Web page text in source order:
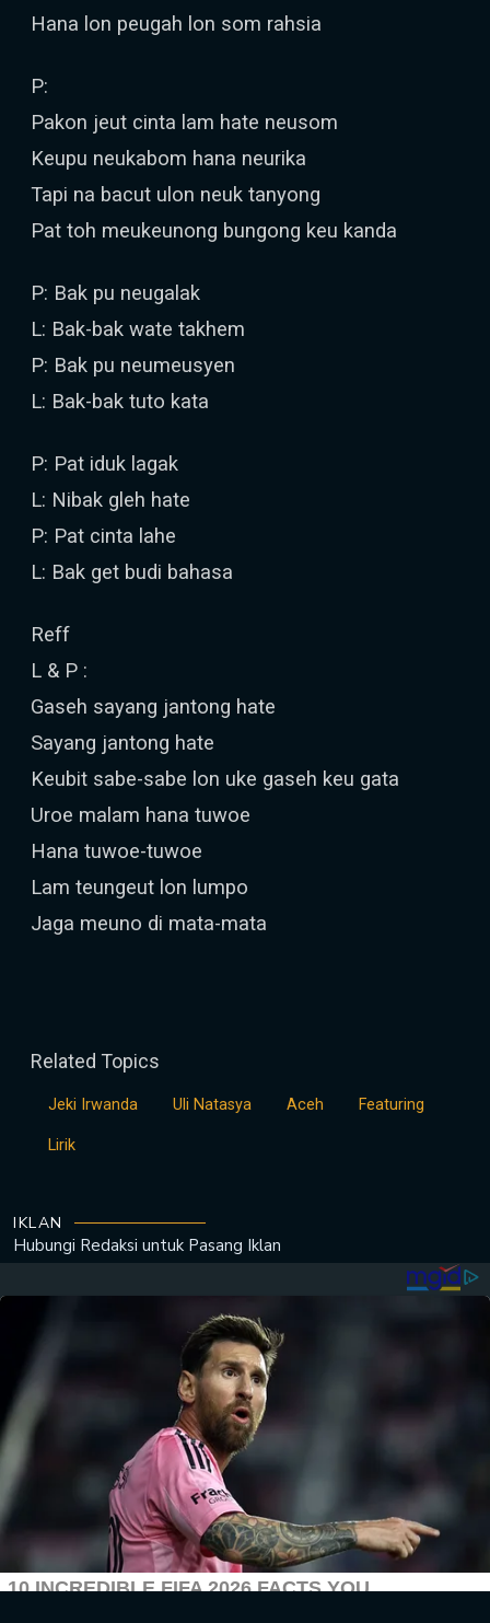
Hana lon peugah lon som rahsia
P:
Pakon jeut cinta lam hate neusom
Keupu neukabom hana neurika
Tapi na bacut ulon neuk tanyong
Pat toh meukeunong bungong keu kanda
P: Bak pu neugalak
L: Bak-bak wate takhem
P: Bak pu neumeusyen
L: Bak-bak tuto kata
P: Pat iduk lagak
L: Nibak gleh hate
P: Pat cinta lahe
L: Bak get budi bahasa
Reff
L & P :
Gaseh sayang jantong hate
Sayang jantong hate
Keubit sabe-sabe lon uke gaseh keu gata
Uroe malam hana tuwoe
Hana tuwoe-tuwoe
Lam teungeut lon lumpo
Jaga meuno di mata-mata
Related Topics
Jeki Irwanda Uli Natasya Aceh Featuring
Lirik
IKLAN
Hubungi Redaksi untuk Pasang Iklan